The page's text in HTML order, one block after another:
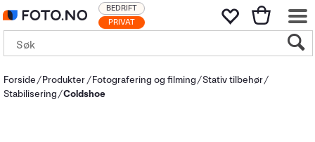
PRIVAT
BEDRIFT
Forside Produkter Fotografering og filming Stativ tilbehør
Stabilisering
Coldshoe